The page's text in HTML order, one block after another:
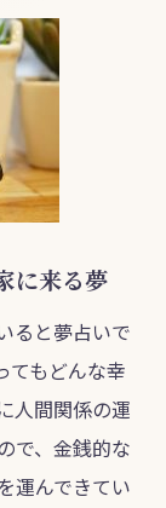
に来る夢
ると夢占いで
てもどんな幸
人間関係の運
で、金銭的な
運んできてい